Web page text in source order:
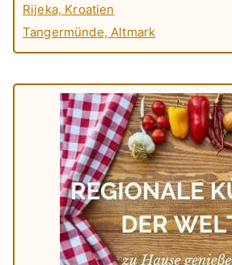
Rijeka, Kroatien
Tangermünde, Altmark